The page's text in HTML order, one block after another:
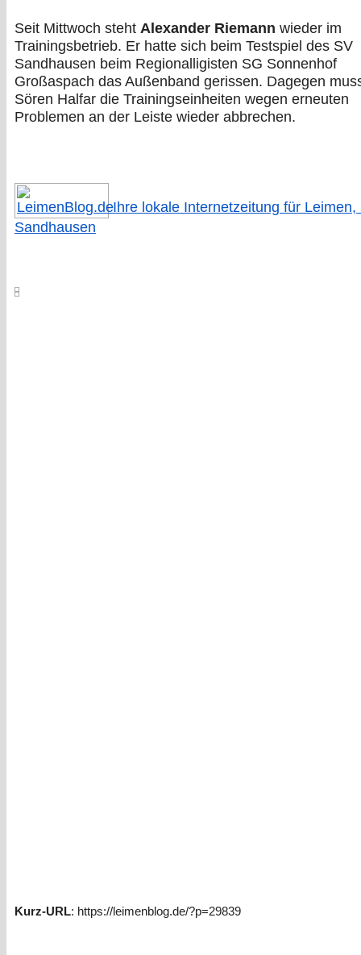
Seit Mittwoch steht Alexander Riemann wieder im
Trainingsbetrieb. Er hatte sich beim Testspiel des SV
Sandhausen beim Regionalligisten SG Sonnenhof
Großaspach das Außenband gerissen. Dagegen
Sören Halfar die Trainingseinheiten wegen erneuten
Problemen an der Leiste wieder abbrechen.
Ihre lokale Internetzeitung für Leimen,
Sandhausen
Kurz-URL: https://leimenblog.de/?p=29839